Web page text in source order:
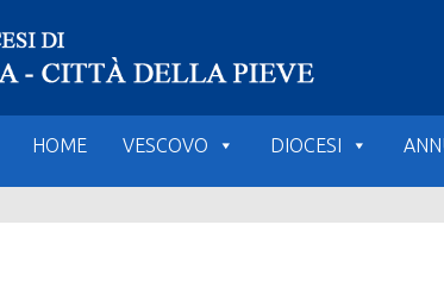
HOME VESCOVO DIOCESI